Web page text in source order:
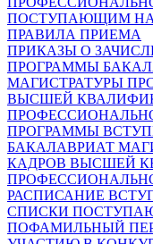
ПОСТУПАЮЩИМ НА
ПРАВИЛА ПРИЕМА
ПРИКАЗЫ О
ПРОГРАММЫ
МАГИСТРАТУРЫ
ВЫСШЕЙ
ПРОГРАММЫ
БАКАЛАВРИАТ
КАДРОВ ВЫСШЕЙ
РАСПИСАНИЕ
СПИСКИ
ПОФАМИЛЬНЫЙ